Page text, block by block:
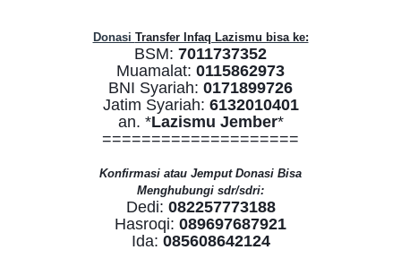
Donasi Transfer Infaq Lazismu bisa ke:
BSM: 7011737352
Muamalat: 0115862973
BNI Syariah: 0171899726
Jatim Syariah: 6132010401
an. *Lazismu Jember*
====================
Konfirmasi atau Jemput Donasi Bisa
Menghubungi sdr/sdri:
Dedi: 082257773188
Hasroqi: 089697687921
Ida: 085608642124